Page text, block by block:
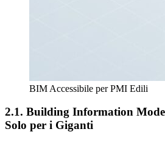
BIM Accessibile per PMI Edili
2.1. Building Information
Solo per i Giganti